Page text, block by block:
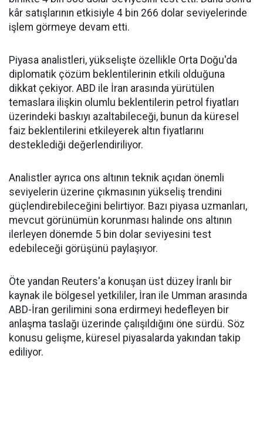
kâr satışlarının etkisiyle 4 bin 266 dolar seviyelerinde
işlem görmeye devam etti.
Piyasa analistleri, yükselişte özellikle Orta Doğu'da
diplomatik çözüm beklentilerinin etkili olduğuna
dikkat çekiyor. ABD ile İran arasında yürütülen
temaslara ilişkin olumlu beklentilerin petrol fiyatları
üzerindeki baskıyı azaltabileceği, bunun da küresel
faiz beklentilerini etkileyerek altın fiyatlarını
desteklediği değerlendiriliyor.
Analistler ayrıca ons altının teknik açıdan önemli
seviyelerin üzerine çıkmasının yükseliş trendini
güçlendirebileceğini belirtiyor. Bazı piyasa uzmanları,
mevcut görünümün korunması halinde ons altının
ilerleyen dönemde 5 bin dolar seviyesini test
edebileceği görüşünü paylaşıyor.
Öte yandan Reuters'a konuşan üst düzey İranlı bir
kaynak ile bölgesel yetkililer, İran ile Umman arasında
ABD-İran gerilimini sona erdirmeyi hedefleyen bir
anlaşma taslağı üzerinde çalışıldığını öne sürdü. Söz
konusu gelişme, küresel piyasalarda yakından takip
ediliyor.